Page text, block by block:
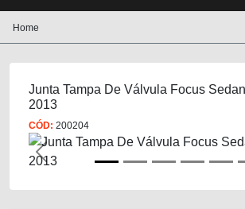
Home
Junta Tampa De Válvula Focus
2013
CÓD: 200204
Previous